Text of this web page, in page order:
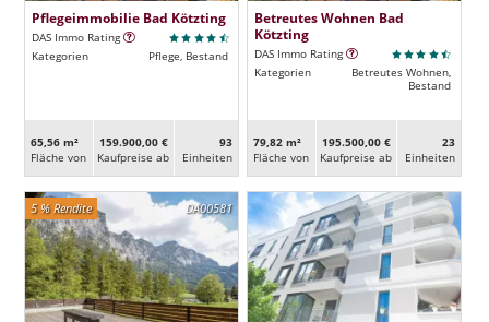
Pflegeimmobilie Bad Kötzting
DAS Immo Rating
Kategorien
Pflege, Bestand
65,56 m²
Fläche von
159.900,00 €
Kaufpreise ab
93
Ein­heiten
Betreutes Wohnen Bad
Kötzting
DAS Immo Rating
Kategorien
Betreutes Wohnen,
Bestand
79,82 m²
Fläche von
195.500,00 €
Kaufpreise ab
23
Ein­heiten
DA00581
5 % Rendite